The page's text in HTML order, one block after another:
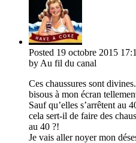
Posted 19 octobre 2015
by Au fil du canal
Ces chaussures sont
bisous à mon écran
Sauf qu’elles s’arrêtent au
cela sert-il de faire des
au 40 ?!
Je vais aller noyer mon